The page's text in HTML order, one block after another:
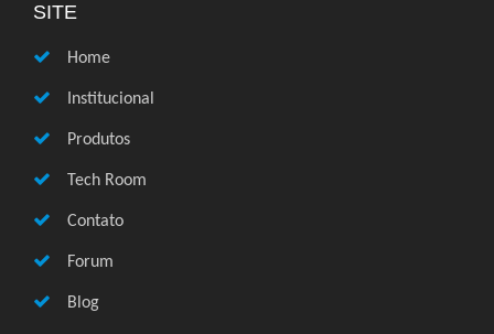
SITE
Home
Institucional
Produtos
Tech Room
Contato
Forum
Blog